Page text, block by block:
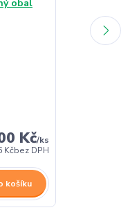
Kč/ks
Kčbez DPH
košíku